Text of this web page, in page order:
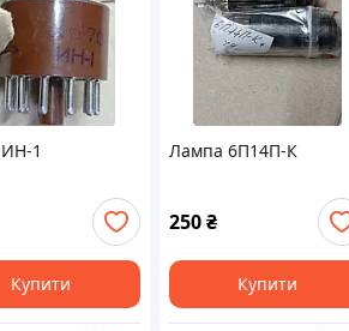
1
Купити
Лампа 6П14П-К
250 ₴
Купити